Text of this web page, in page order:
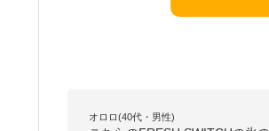
オロロ(40代・男性)